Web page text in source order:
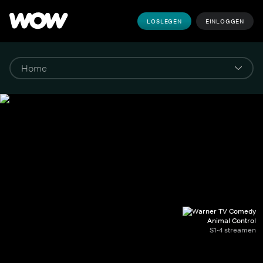
LOSLEGEN EINLOGGEN
Animal Control
S1-4 streamen